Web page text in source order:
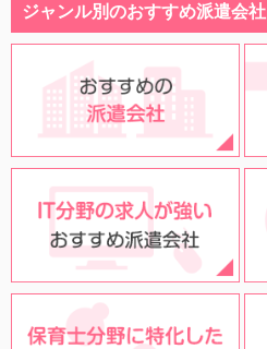
ジャンル別のおすすめ派遣会社